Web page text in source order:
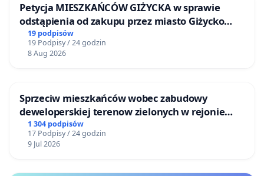
Petycja MIESZKAŃCÓW GIŻYCKA w sprawie
odstąpienia od zakupu przez miasto Giżycko
nieruchomości położonej nad jeziorem Niegocin
19 podpisów
19 Podpisy / 24 godzin
8 Aug 2026
Sprzeciw mieszkańców wobec zabudowy
deweloperskiej terenow zielonych w rejonie
Bulwarów Straceńskich w Bielsku-Białej
1 304 podpisów
17 Podpisy / 24 godzin
9 Jul 2026